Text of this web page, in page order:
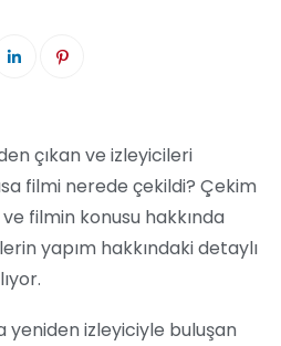
çıkan ve izleyicileri
filmi nerede çekildi? Çekim
filmin konusu hakkında
yapım hakkındaki detaylı
yeniden izleyiciyle buluşan